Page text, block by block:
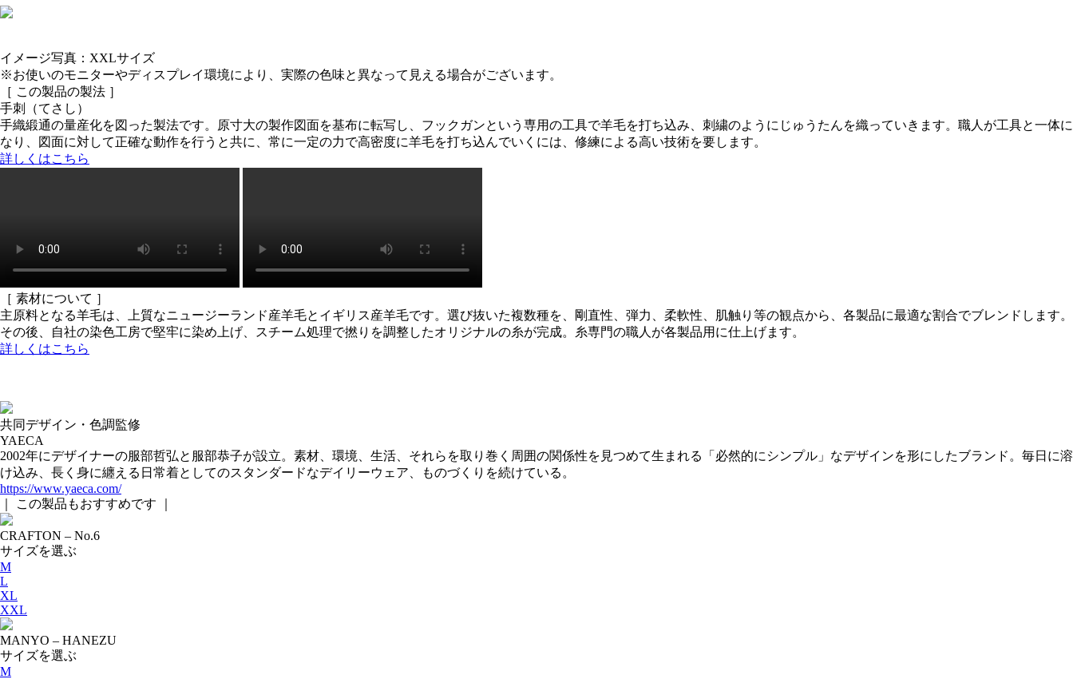
イメージ写真：XXLサイズ
※お使いのモニターやディスプレイ環境により、実際の色味と異なって見える場合がございます。
［ この製品の製法 ］
手刺（てさし）
手織緞通の量産化を図った製法です。原寸大の製作図面を基布に転写し、フックガンという専用の工具で羊毛を打ち込み、刺繍のようにじゅうたんを織っていきます。職人が工具と一体に
なり、図面に対して正確な動作を行うと共に、常に一定の力で高密度に羊毛を打ち込んでいくには、修練による高い技術を要します。
詳しくはこちら
［ 素材について ］
主原料となる羊毛は、上質なニュージーランド産羊毛とイギリス産羊毛です。選び抜いた複数種を、剛直性、弾力、柔軟性、肌触り等の観点から、各製品に最適な割合でブレンドします。
その後、自社の染色工房で堅牢に染め上げ、スチーム処理で撚りを調整したオリジナルの糸が完成。糸専門の職人が各製品用に仕上げます。
詳しくはこちら
共同デザイン・色調監修
YAECA
2002年にデザイナーの服部哲弘と服部恭子が設立。素材、環境、生活、それらを取り巻く周囲の関係性を見つめて生まれる「必然的にシンプル」なデザインを形にしたブランド。毎日に溶
け込み、長く身に纏える日常着としてのスタンダードなデイリーウェア、ものづくりを続けている。
https://www.yaeca.com/
｜ この製品もおすすめです ｜
CRAFTON – No.6
サイズを選ぶ
M
L
XL
XXL
MANYO – HANEZU
サイズを選ぶ
M